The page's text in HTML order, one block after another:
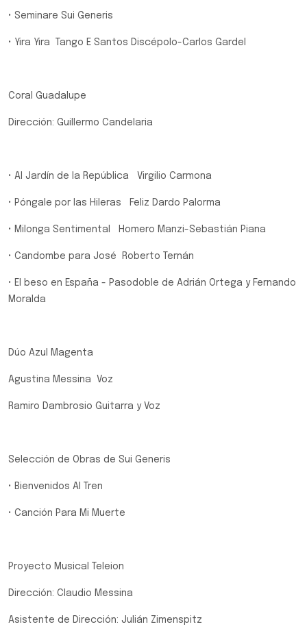
• Seminare Sui Generis
• Yira Yira Tango E Santos Discépolo-Carlos Gardel
Coral Guadalupe
Dirección: Guillermo Candelaria
• Al Jardín de la República Virgilio Carmona
• Póngale por las Hileras Feliz Dardo Palorma
• Milonga Sentimental Homero Manzi-Sebastián Piana
• Candombe para José Roberto Ternán
• El beso en España - Pasodoble de Adrián Ortega y Fernando
Moralda
Dúo Azul Magenta
Agustina Messina Voz
Ramiro Dambrosio Guitarra y Voz
Selección de Obras de Sui Generis
• Bienvenidos Al Tren
• Canción Para Mi Muerte
Proyecto Musical Teleion
Dirección: Claudio Messina
Asistente de Dirección: Julián Zimenspitz